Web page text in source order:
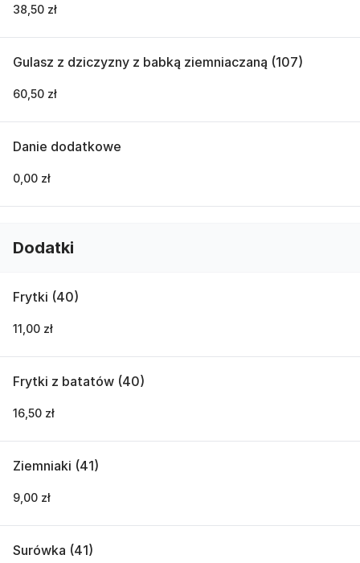
38,50 zł
Gulasz z dziczyzny z babką ziemniaczaną (107)
60,50 zł
Danie dodatkowe
0,00 zł
Dodatki
Frytki (40)
11,00 zł
Frytki z batatów (40)
16,50 zł
Ziemniaki (41)
9,00 zł
Surówka (41)